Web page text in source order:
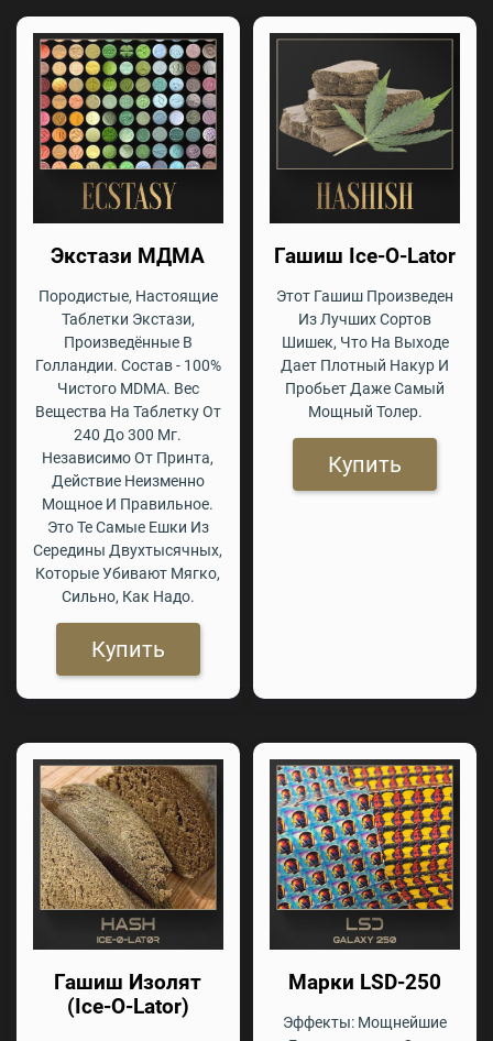
Экстази МДМА
Породистые, Настоящие
Таблетки Экстази,
Произведённые В
Голландии. Состав - 100%
Чистого MDMA. Вес
Вещества На Таблетку От
240 До 300 Мг.
Независимо От Принта,
Действие Неизменно
Мощное И Правильное.
Это Те Самые Ешки Из
Середины Двухтысячных,
Которые Убивают Мягко,
Сильно, Как Надо.
Купить
Гашиш Ice-O-Lator
Этот Гашиш Произведен
Из Лучших Сортов
Шишек, Что На Выходе
Дает Плотный Накур И
Пробьет Даже Самый
Мощный Толер.
Купить
Гашиш Изолят
(Ice-O-Lator)
Марки LSD-250
Эффекты: Мощнейшие